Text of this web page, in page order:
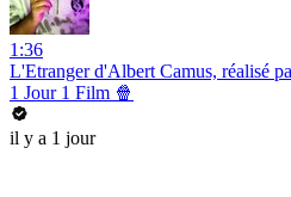
1:36
L'Etranger d'Albert Camus, réalisé
1 Jour 1 Film 🍿
il y a 1 jour